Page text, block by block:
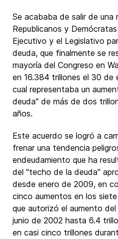
Se acababa de salir de una
Republicanos y
Ejecutivo y el Legislativo
deuda, que finalmente se
mayoría del Congreso en
en 16.384 trillones el 30 de
cual representaba un
deuda" de más de dos
años.
Este acuerdo se logró a
frenar una tendencia
endeudamiento que ha
del "techo de la deuda"
desde enero de 2009, en
cinco aumentos en los
que autorizó el aumento
junio de 2002 hasta 6.4
en casi cinco trillones